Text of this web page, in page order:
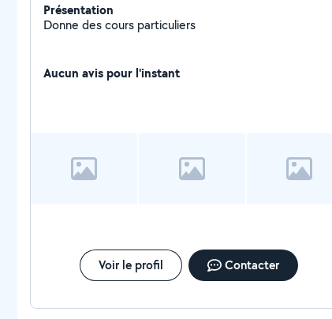
Présentation
Donne des cours particuliers
Aucun avis pour l'instant
Voir le profil Contacter